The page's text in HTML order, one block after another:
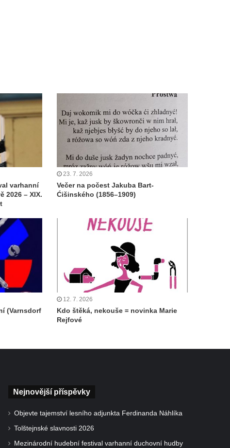
varhanní
2026 – XIX.
23. 7. 2026
Večer na počest Jakuba Bart-
Ćišinského (1856–1909)
(Varnsdorf
12. 7. 2026
Kdo štěká, nekouše = novinka Marie
Rejfové
Nejnovější příspěvky
Objevte tajemství lesního adjunkta Ferdinanda Náhlíka
Tolštejnské slavnosti 2026
Mezinárodní hudební festival varhanní duchovní hudby